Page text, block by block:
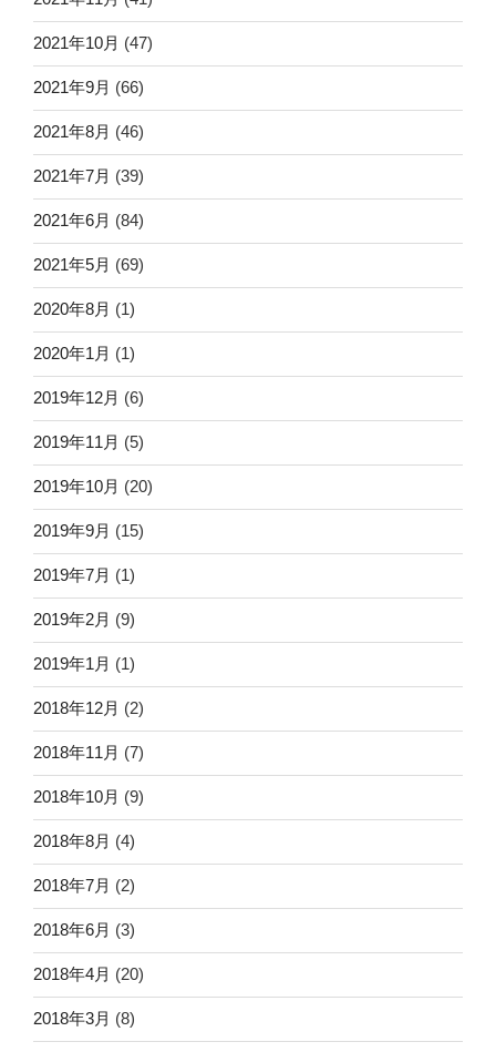
2021年10月 (47)
2021年9月 (66)
2021年8月 (46)
2021年7月 (39)
2021年6月 (84)
2021年5月 (69)
2020年8月 (1)
2020年1月 (1)
2019年12月 (6)
2019年11月 (5)
2019年10月 (20)
2019年9月 (15)
2019年7月 (1)
2019年2月 (9)
2019年1月 (1)
2018年12月 (2)
2018年11月 (7)
2018年10月 (9)
2018年8月 (4)
2018年7月 (2)
2018年6月 (3)
2018年4月 (20)
2018年3月 (8)